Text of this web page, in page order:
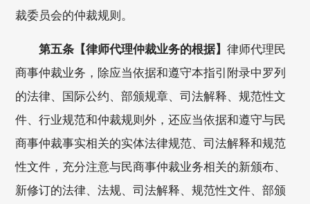
裁委员会的仲裁规则。
第五条【律师代理仲裁业务的根据】律师代理民
商事仲裁业务，除应当依据和遵守本指引附录中罗列
的法律、国际公约、部颁规章、司法解释、规范性文
件、行业规范和仲裁规则外，还应当依据和遵守与民
商事仲裁事实相关的实体法律规范、司法解释和规范
性文件，充分注意与民商事仲裁业务相关的新颁布、
新修订的法律、法规、司法解释、规范性文件、部颁